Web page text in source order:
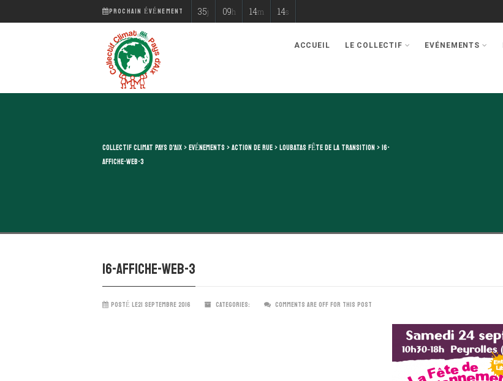
PROCHAIN ÉVÉNEMENT 35j 09h 14m 13s
ACCUEIL LE COLLECTIF EVÉNEMENTS
COLLECTIF CLIMAT PAYS D'AIX>EVÉNEMENTS>ACTION DE RUE>LOUBATAS FÊTE DE LA TRANSITION>16-
AFFICHE-WEB-3
16-affiche-web-3
POSTÉ LE21 SEPTEMBRE 2016 CATEGORIES: COMMENTS ARE OFF FOR THIS POST